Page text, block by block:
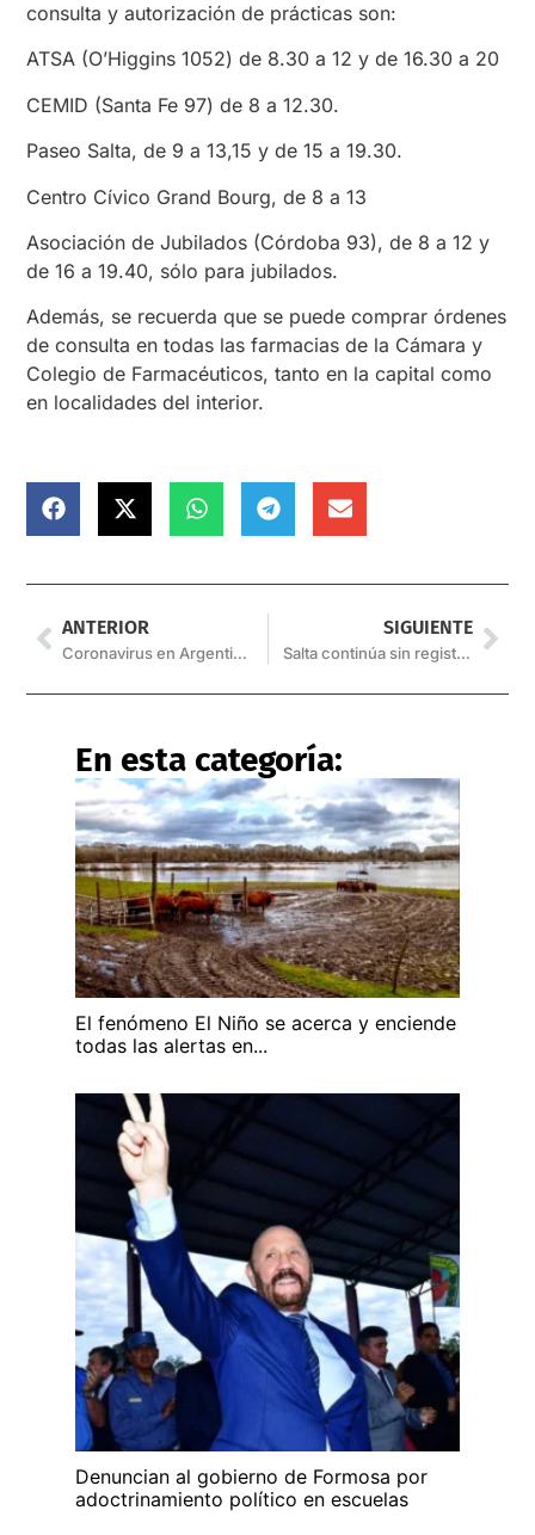
consulta y autorización de prácticas son:
ATSA (O’Higgins 1052) de 8.30 a 12 y de 16.30 a 20
CEMID (Santa Fe 97) de 8 a 12.30.
Paseo Salta, de 9 a 13,15 y de 15 a 19.30.
Centro Cívico Grand Bourg, de 8 a 13
Asociación de Jubilados (Córdoba 93), de 8 a 12 y
de 16 a 19.40, sólo para jubilados.
Además, se recuerda que se puede comprar órdenes
de consulta en todas las farmacias de la Cámara y
Colegio de Farmacéuticos, tanto en la capital como
en localidades del interior.
ANTERIOR
Coronavirus en Argentina: Confirman seis nuevas muertes
SIGUIENTE
Salta continúa sin registrar nuevos casos de coronavirus
En esta categoría:
El fenómeno El Niño se acerca y enciende
todas las alertas en...
Denuncian al gobierno de Formosa por
adoctrinamiento político en escuelas